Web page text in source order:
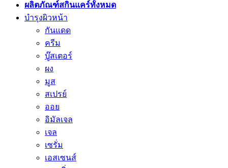
ผลิตภัณฑ์สกินแคร์ทั้งหมด
บำรุงผิวหน้า
กันแดด
ครีม
บู๊สเตอร์
ผง
มูส
สเปรย์
ออย
อิมัลเจล
เจล
เซรั่ม
เอสเซนส์